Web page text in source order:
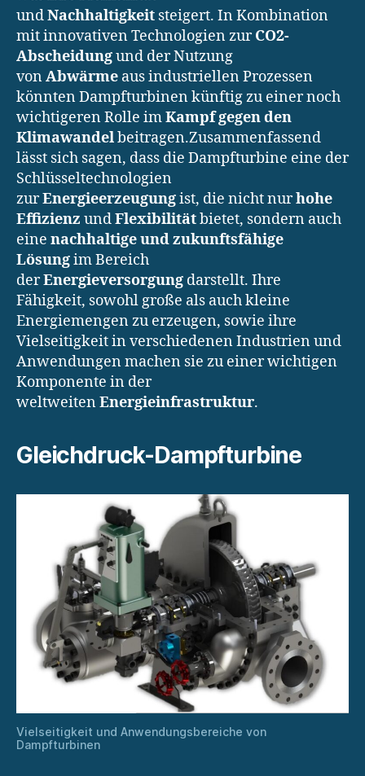
undNachhaltigkeit steigert. In Kombination
mit innovativen Technologien zurCO2-
Abscheidungund der Nutzung
vonAbwärme aus industriellen Prozessen
könnten Dampfturbinen künftig zu einer noch
wichtigeren Rolle imKampf gegen den
Klimawandelbeitragen.Zusammenfassend
lässt sich sagen, dass die Dampfturbine eine der
Schlüsseltechnologien
zurEnergieerzeugungist, die nicht nurhohe
Effizienz undFlexibilitätbietet, sondern auch
eine nachhaltige und zukunftsfähige
Lösungim Bereich
derEnergieversorgung darstellt. Ihre
Fähigkeit, sowohl große als auch kleine
Energiemengen zu erzeugen, sowie ihre
Vielseitigkeit in verschiedenen Industrien und
Anwendungen machen sie zu einer wichtigen
Komponente in der
weltweitenEnergieinfrastruktur.
Gleichdruck-Dampfturbine
Vielseitigkeit und Anwendungsbereiche von
Dampfturbinen